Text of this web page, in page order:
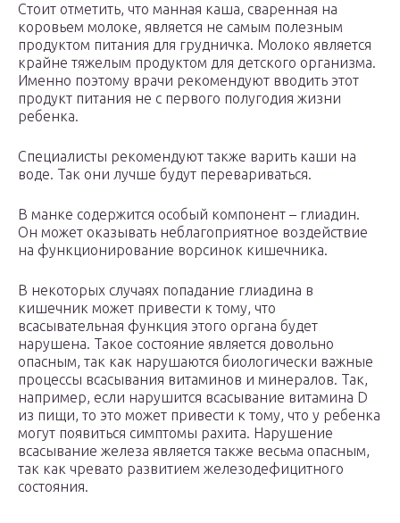
Стоит отметить, что манная каша, сваренная на
коровьем молоке, является не самым полезным
продуктом питания для грудничка. Молоко является
крайне тяжелым продуктом для детского организма.
Именно поэтому врачи рекомендуют вводить этот
продукт питания не с первого полугодия жизни
ребенка.
Специалисты рекомендуют также варить каши на
воде. Так они лучше будут перевариваться.
В манке содержится особый компонент – глиадин.
Он может оказывать неблагоприятное воздействие
на функционирование ворсинок кишечника.
В некоторых случаях попадание глиадина в
кишечник может привести к тому, что
всасывательная функция этого органа будет
нарушена. Такое состояние является довольно
опасным, так как нарушаются биологически важные
процессы всасывания витаминов и минералов. Так,
например, если нарушится всасывание витамина D
из пищи, то это может привести к тому, что у ребенка
могут появиться симптомы рахита. Нарушение
всасывание железа является также весьма опасным,
так как чревато развитием железодефицитного
состояния.